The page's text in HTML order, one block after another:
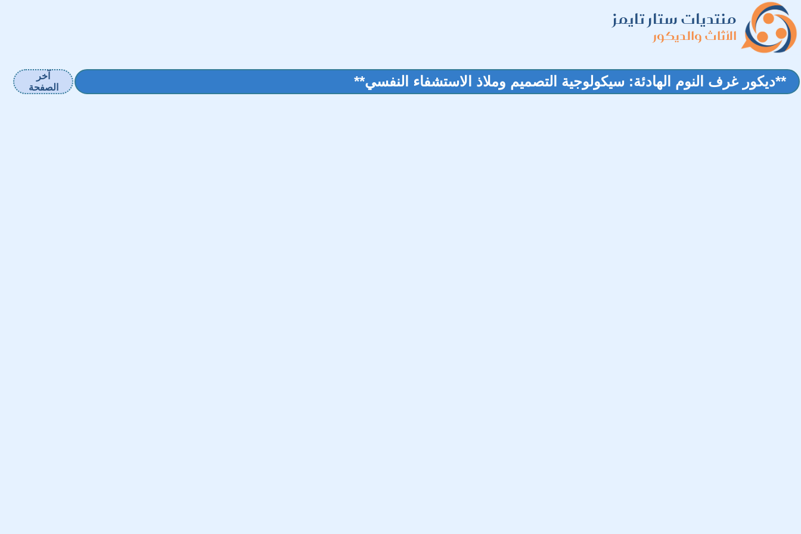
منتديات ستار تايمز
الأثاث والديكور
**ديكور غرف النوم الهادئة: سيكولوجية التصميم وملاذ الاستشفاء النفسي**
آخر
الصفحة